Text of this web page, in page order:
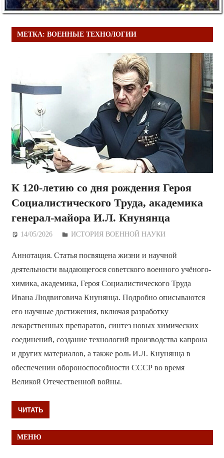
МЕТКА: ВОЕННЫЕ ТЕХНОЛОГИИ
К 120-летию со дня рождения Героя
Социалистического Труда, академика
генерал-майора И.Л. Кнунянца
14/05/2026 Дежурный по Редакции
ИСТОРИЯ ВОЕННОЙ НАУКИ
Аннотация. Статья посвящена жизни и научной
деятельности выдающегося советского военного учёного-
химика, академика, Героя Социалистического Труда
Ивана Людвиговича Кнунянца. Подробно описываются
его научные достижения, включая разработку
лекарственных препаратов, синтез новых химических
соединений, создание технологий производства капрона
и других материалов, а также роль И.Л. Кнунянца в
обеспечении обороноспособности СССР во время
Великой Отечественной войны.
ЧИТАТЬ
МЕНЮ